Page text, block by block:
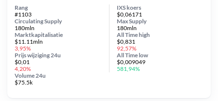
IXS koers
$0,06171
Circulating Supply
180mln
Prijs wijziging 24u
$0,01
4,20%
Max Supply
180mln
Marktkapitalisatie
$11.11mln
3,95%
Volume 24u
$75.5k
Rang
#1103
All Timehigh
$0,831
92,57%
All Time low
$0,009049
581,94%